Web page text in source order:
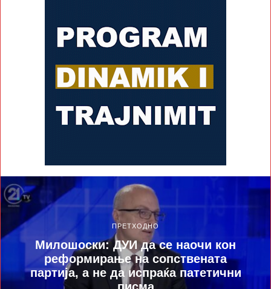
ПРЕТХОДНО
Милошоски: ДУИ да се наочи кон
реформирање на сопствената
партија, а не да испраќа патетични
писма